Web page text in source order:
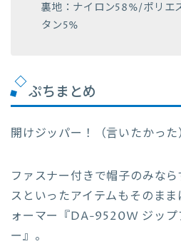
裏地：ナイロン58%/ポリエ
タン5%
ぷちまとめ
開けジッパー！（言いたかった
ファスナー付きで帽子のみな
スといったアイテムもそのま
ォーマー『DA-9520W ジップ
ー』。